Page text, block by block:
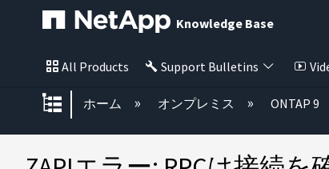
Knowledge Base
All Products Support Bulletins
グローバル階層を展開/折り
ホーム オンプレミス ONTAP 9